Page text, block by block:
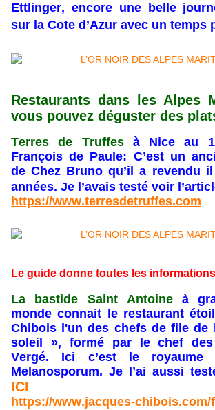
Ettlinger, encore une belle
sur la Cote d’Azur avec un temps
Restaurants dans les Alpes
vous pouvez déguster des
Terres de Truffesà Nice au
François de Paule: C’est un
de Chez Bruno qu’il a revendu
années. Je l’avais testé voir
https://www.terresdetruffes.com
Le guide donne toutes les
La bastide Saint Antoineà
monde connait le restaurant
Chibois l'un des chefs de file de
soleil », formé par le chef
Vergé. Ici c’est le
Melanosporum. Je l’ai aussi
ICI
https://www.jacques-chibois.com/